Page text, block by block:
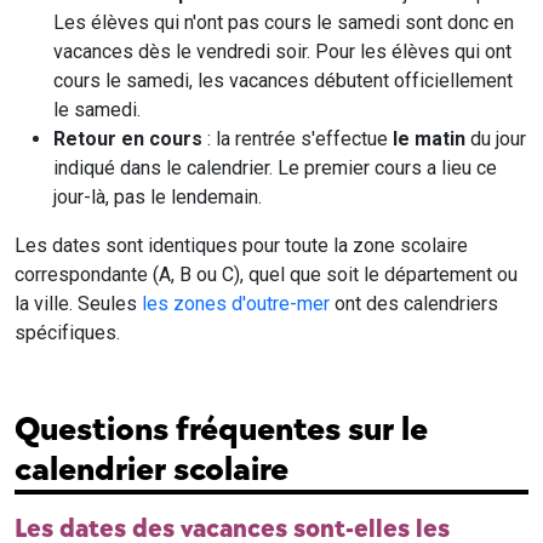
Les élèves qui n'ont pas cours le samedi sont donc en
vacances dès le vendredi soir. Pour les élèves qui ont
cours le samedi, les vacances débutent officiellement
le samedi.
Retour en cours : la rentrée s'effectue le matin du jour
indiqué dans le calendrier. Le premier cours a lieu ce
jour-là, pas le lendemain.
Les dates sont identiques pour toute la zone scolaire
correspondante (A, B ou C), quel que soit le département ou
la ville. Seules les zones d'outre-mer ont des calendriers
spécifiques.
Questions fréquentes sur le
calendrier scolaire
Les dates des vacances sont-elles les